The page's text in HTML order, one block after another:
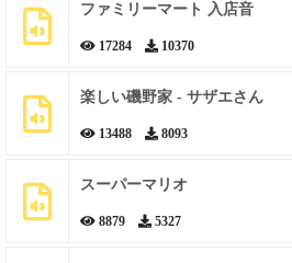
ファミリーマート 入店音
17284 10370
楽しい磯野家 - サザエさん
13488 8093
スーパーマリオ
8879 5327